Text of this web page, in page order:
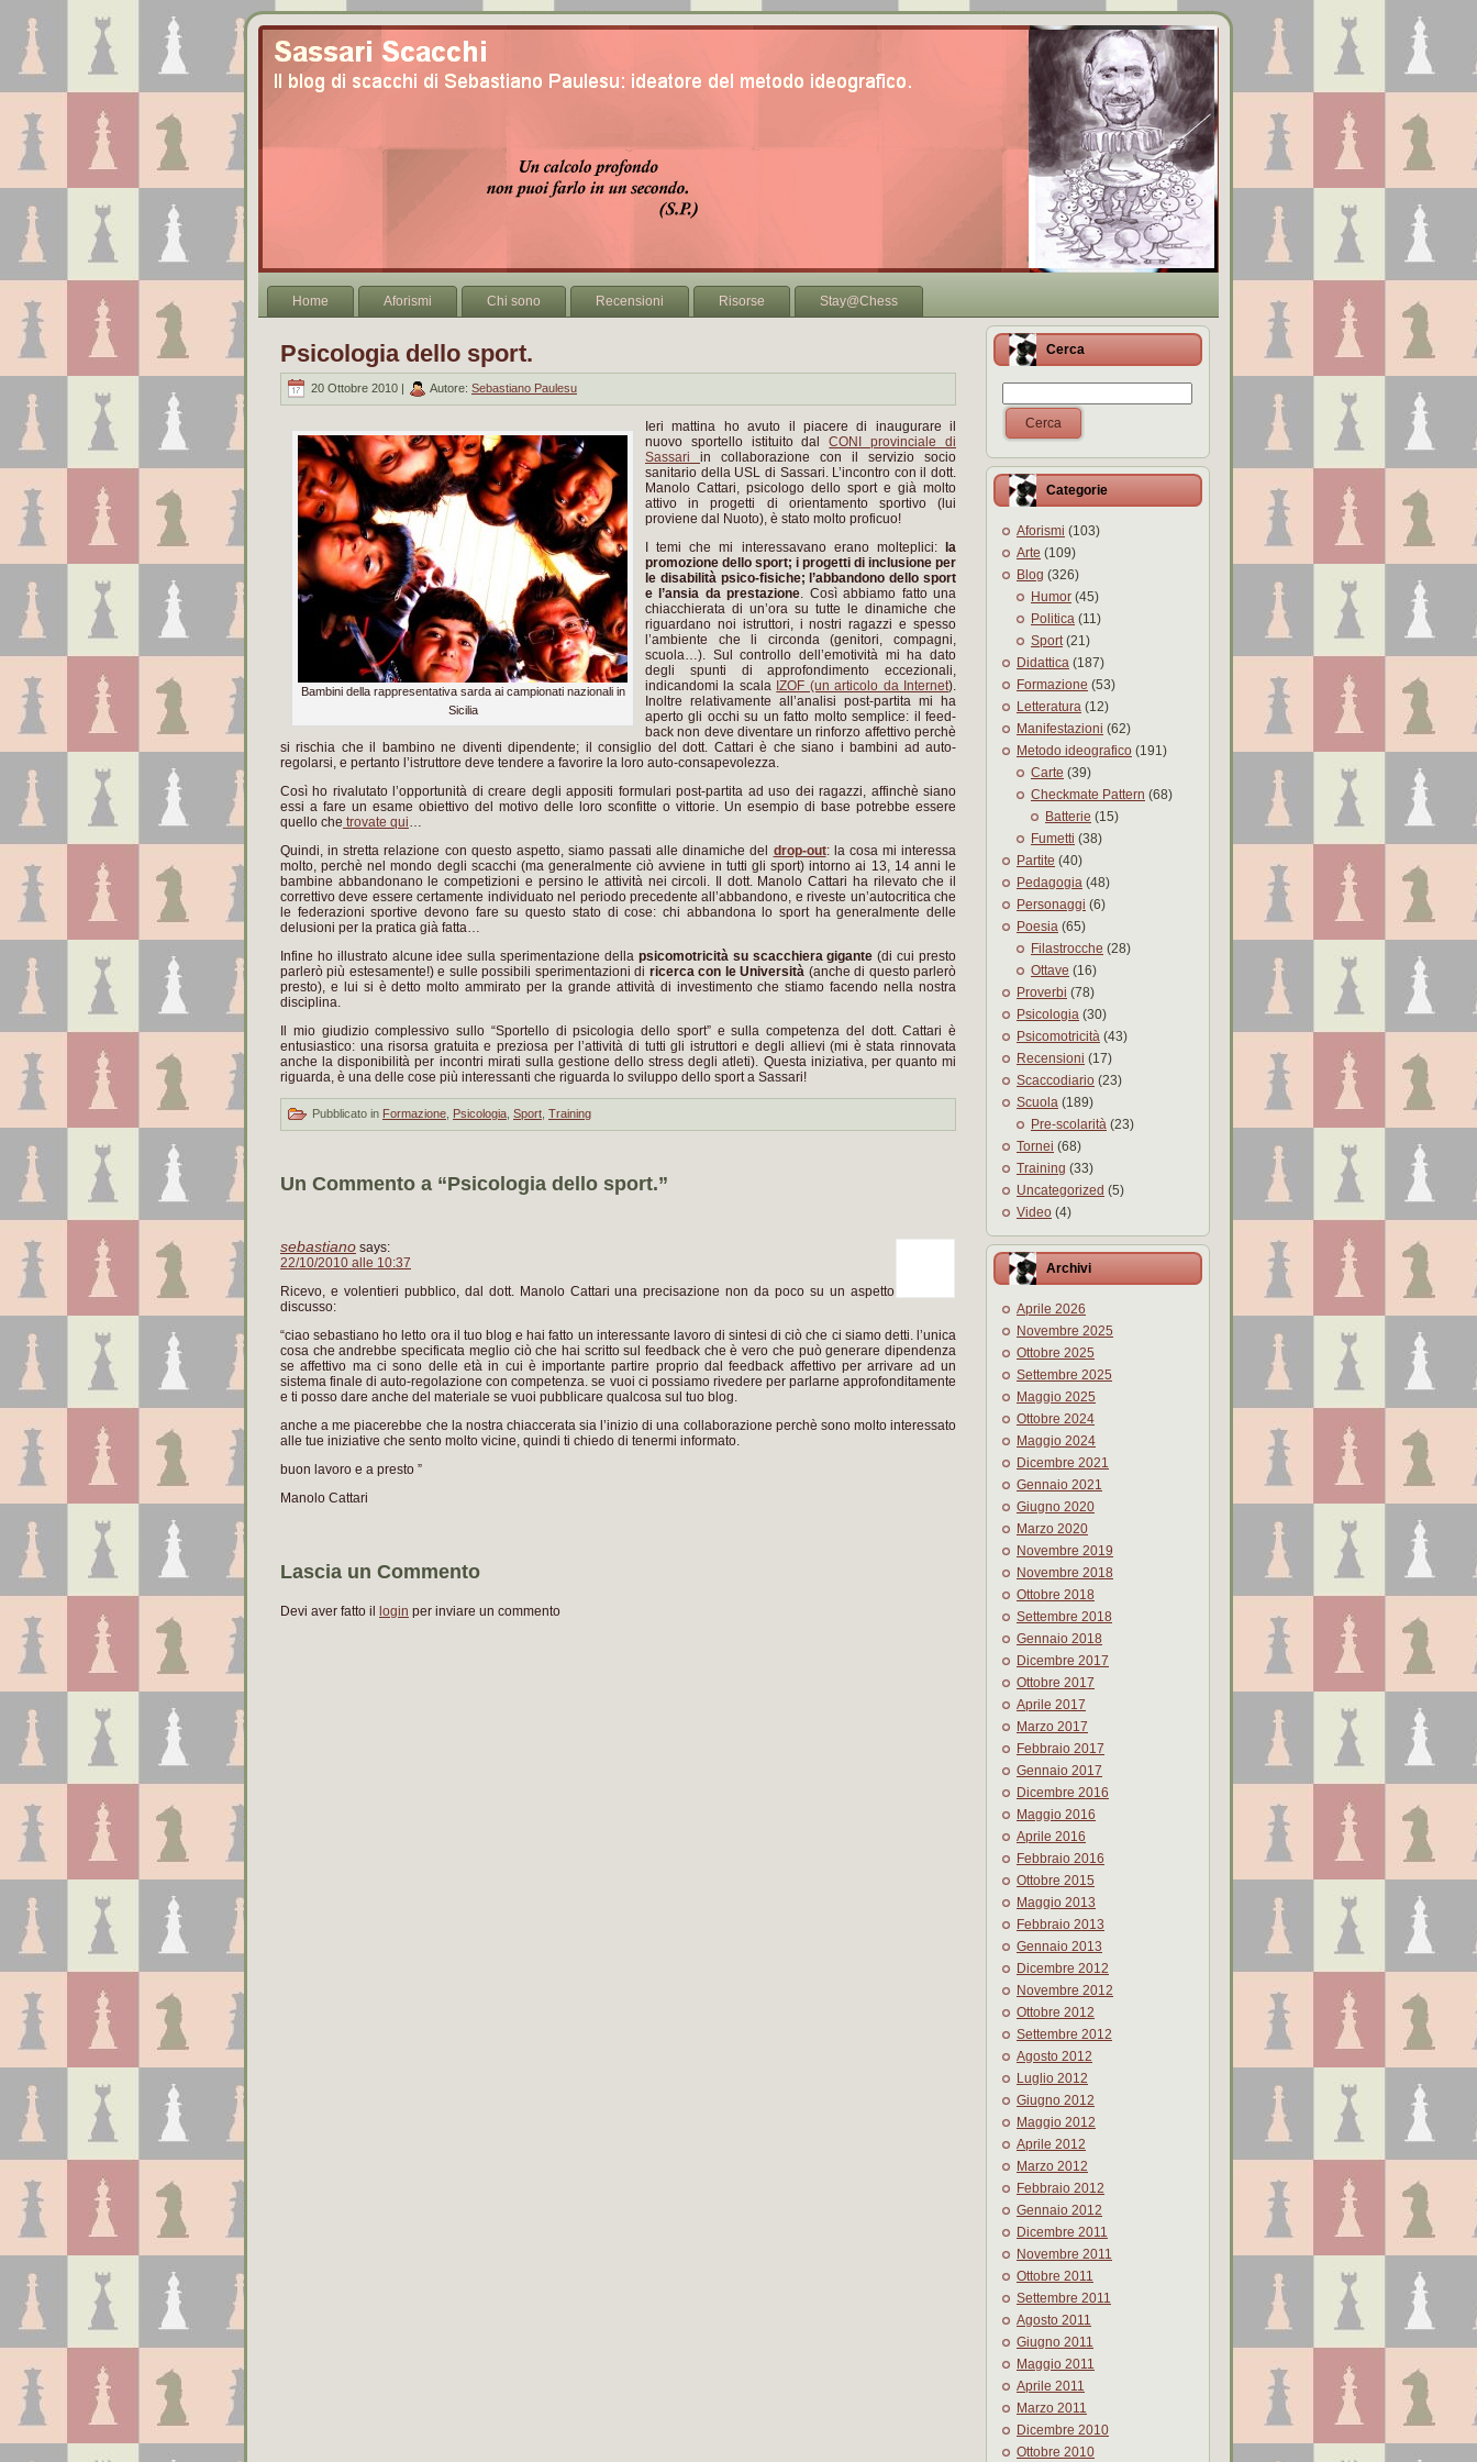
Home Aforismi Chi sono Recensioni Risorse Stay@Chess
Psicologia dello sport.
20 Ottobre 2010 | Autore: Sebastiano Paulesu
Bambini della rappresentativa sarda ai campionati nazionali in
Sicilia
Ieri mattina ho avuto il piacere di inaugurare il
nuovo sportello istituito dalCONI provinciale di
Sassari in collaborazione con il servizio socio
sanitario della USL di Sassari. L’incontro con il dott.
Manolo Cattari, psicologo dello sport e già molto
attivo in progetti di orientamento sportivo (lui
proviene dal Nuoto), è stato molto proficuo!
I temi che mi interessavano erano molteplici:la
promozione dello sport; i progetti di inclusione per
le disabilità psico-fisiche; l’abbandono dello sport
e l’ansia da prestazione. Così abbiamo fatto una
chiacchierata di un’ora su tutte le dinamiche che
riguardano noi istruttori, i nostri ragazzi e spesso
l’ambiente che li circonda (genitori, compagni,
scuola…). Sul controllo dell’emotività mi ha dato
degli spunti di approfondimento eccezionali,
indicandomi la scala IZOF (un articolo da Internet).
Inoltre relativamente all’analisi post-partita mi ha
aperto gli occhi su un fatto molto semplice: il feed-
back non deve diventare un rinforzo affettivo perchè
si rischia che il bambino ne diventi dipendente; il consiglio del dott. Cattari è che siano i bambini ad auto-
regolarsi, e pertanto l’istruttore deve tendere a favorire la loro auto-consapevolezza.
Così ho rivalutato l’opportunità di creare degli appositi formulari post-partita ad uso dei ragazzi, affinchè siano
essi a fare un esame obiettivo del motivo delle loro sconfitte o vittorie. Un esempio di base potrebbe essere
quello che trovate qui…
Quindi, in stretta relazione con questo aspetto, siamo passati alle dinamiche del drop-out: la cosa mi interessa
molto, perchè nel mondo degli scacchi (ma generalmente ciò avviene in tutti gli sport) intorno ai 13, 14 anni le
bambine abbandonano le competizioni e persino le attività nei circoli. Il dott. Manolo Cattari ha rilevato che il
correttivo deve essere certamente individuato nel periodo precedente all’abbandono, e riveste un’autocritica che
le federazioni sportive devono fare su questo stato di cose: chi abbandona lo sport ha generalmente delle
delusioni per la pratica già fatta…
Infine ho illustrato alcune idee sulla sperimentazione della psicomotricità su scacchiera gigante (di cui presto
parlerò più estesamente!) e sulle possibili sperimentazioni di ricerca con le Università (anche di questo parlerò
presto), e lui si è detto molto ammirato per la grande attività di investimento che stiamo facendo nella nostra
disciplina.
Il mio giudizio complessivo sullo “Sportello di psicologia dello sport” e sulla competenza del dott. Cattari è
entusiastico: una risorsa gratuita e preziosa per l’attività di tutti gli istruttori e degli allievi (mi è stata rinnovata
anche la disponibilità per incontri mirati sulla gestione dello stress degli atleti). Questa iniziativa, per quanto mi
riguarda, è una delle cose più interessanti che riguarda lo sviluppo dello sport a Sassari!
Pubblicato in Formazione Psicologia Sport Training
Un Commento a “Psicologia dello sport.”
sebastiano says:
22/10/2010 alle 10:37
Ricevo, e volentieri pubblico, dal dott. Manolo Cattari una precisazione non da poco su un aspetto
discusso:
“ciao sebastiano ho letto ora il tuo blog e hai fatto un interessante lavoro di sintesi di ciò che ci siamo detti. l’unica
cosa che andrebbe specificata meglio ciò che hai scritto sul feedback che è vero che può generare dipendenza
se affettivo ma ci sono delle età in cui è importante partire proprio dal feedback affettivo per arrivare ad un
sistema finale di auto-regolazione con competenza. se vuoi ci possiamo rivedere per parlarne approfonditamente
e ti posso dare anche del materiale se vuoi pubblicare qualcosa sul tuo blog.
anche a me piacerebbe che la nostra chiaccerata sia l’inizio di una collaborazione perchè sono molto interessato
alle tue iniziative che sento molto vicine, quindi ti chiedo di tenermi informato.
buon lavoro e a presto ”
Manolo Cattari
Lascia un Commento
Devi aver fatto il login per inviare un commento
Cerca
Cerca
Categorie
Aforismi (103)
Arte (109)
Blog (326)
Humor (45)
Politica (11)
Sport(21)
Didattica (187)
Formazione (53)
Letteratura (12)
Manifestazioni (62)
Metodo ideografico (191)
Carte (39)
Checkmate Pattern (68)
Batterie (15)
Fumetti (38)
Partite (40)
Pedagogia (48)
Personaggi (6)
Poesia (65)
Filastrocche (28)
Ottave (16)
Proverbi (78)
Psicologia (30)
Psicomotricità (43)
Recensioni (17)
Scaccodiario (23)
Scuola (189)
Pre-scolarità (23)
Tornei (68)
Training (33)
Uncategorized (5)
Video (4)
Archivi
Aprile 2026
Novembre 2025
Ottobre 2025
Settembre 2025
Maggio 2025
Ottobre 2024
Maggio 2024
Dicembre 2021
Gennaio 2021
Giugno 2020
Marzo 2020
Novembre 2019
Novembre 2018
Ottobre 2018
Settembre 2018
Gennaio 2018
Dicembre 2017
Ottobre 2017
Aprile 2017
Marzo 2017
Febbraio 2017
Gennaio 2017
Dicembre 2016
Maggio 2016
Aprile 2016
Febbraio 2016
Ottobre 2015
Maggio 2013
Febbraio 2013
Gennaio 2013
Dicembre 2012
Novembre 2012
Ottobre 2012
Settembre 2012
Agosto 2012
Luglio 2012
Giugno 2012
Maggio 2012
Aprile 2012
Marzo 2012
Febbraio 2012
Gennaio 2012
Dicembre 2011
Novembre 2011
Ottobre 2011
Settembre 2011
Agosto 2011
Giugno 2011
Maggio 2011
Aprile 2011
Marzo 2011
Dicembre 2010
Ottobre 2010